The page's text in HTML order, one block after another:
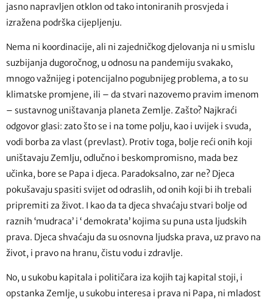
jasno napravljen otklon od tako intoniranih prosvjeda i
izražena podrška cijepljenju.
Nema ni koordinacije, ali ni zajedničkog djelovanja ni u smislu
suzbijanja dugoročnog, u odnosu na pandemiju svakako,
mnogo važnijeg i potencijalno pogubnijeg problema, a to su
klimatske promjene, ili – da stvari nazovemo pravim imenom
– sustavnog uništavanja planeta Zemlje. Zašto? Najkraći
odgovor glasi: zato što se i na tome polju, kao i uvijek i svuda,
vodi borba za vlast (prevlast). Protiv toga, bolje reći onih koji
uništavaju Zemlju, odlučno i beskompromisno, mada bez
učinka, bore se Papa i djeca. Paradoksalno, zar ne? Djeca
pokušavaju spasiti svijet od odraslih, od onih koji bi ih trebali
pripremiti za život. I kao da ta djeca shvaćaju stvari bolje od
raznih ‘mudraca’ i ‘ demokrata’ kojima su puna usta ljudskih
prava. Djeca shvaćaju da su osnovna ljudska prava, uz pravo na
život, i pravo na hranu, čistu vodu i zdravlje.
No, u sukobu kapitala i političara iza kojih taj kapital stoji, i
opstanka Zemlje, u sukobu interesa i prava ni Papa, ni mladost